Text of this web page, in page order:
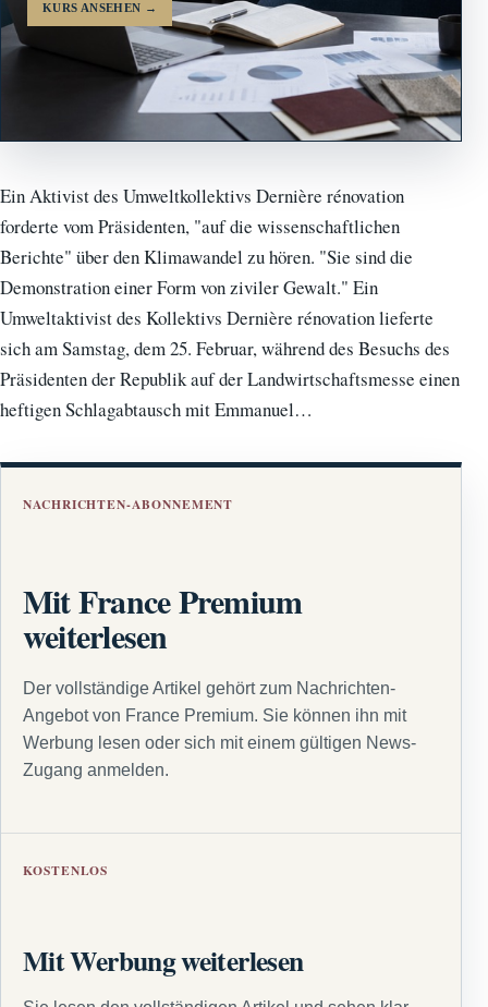
KURS ANSEHEN →
Ein Aktivist des Umweltkollektivs Dernière rénovation
forderte vom Präsidenten, "auf die wissenschaftlichen
Berichte" über den Klimawandel zu hören. "Sie sind die
Demonstration einer Form von ziviler Gewalt." Ein
Umweltaktivist des Kollektivs Dernière rénovation lieferte
sich am Samstag, dem 25. Februar, während des Besuchs des
Präsidenten der Republik auf der Landwirtschaftsmesse einen
heftigen Schlagabtausch mit Emmanuel…
NACHRICHTEN-ABONNEMENT
Mit France Premium
weiterlesen
Der vollständige Artikel gehört zum Nachrichten-
Angebot von France Premium. Sie können ihn mit
Werbung lesen oder sich mit einem gültigen News-
Zugang anmelden.
KOSTENLOS
Mit Werbung weiterlesen